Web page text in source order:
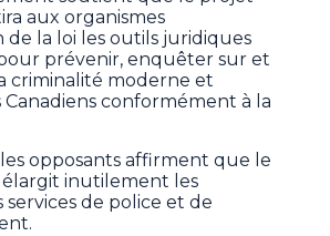
aux organismes
de la loi les outils juridiques
prévenir, enquêter sur et
criminalité moderne et
conformément à la
opposants affirment que le
inutilement les
services de police et de